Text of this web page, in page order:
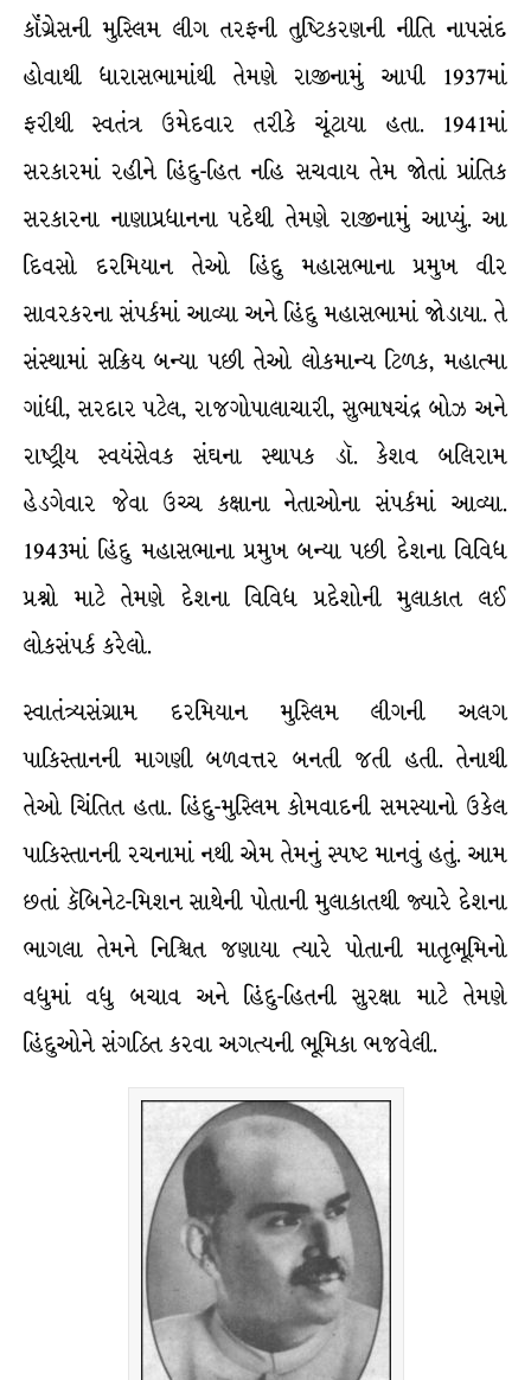
કૉંગ્રેસની મુસ્લિમ લીગ તરફની તુષ્ટિકરણની નીતિ નાપસંદ
હોવાથી ધારાસભામાંથી તેમણે રાજીનામું આપી 1937માં
ફરીથી સ્વતંત્ર ઉમેદવાર તરીકે ચૂંટાયા હતા. 1941માં
સરકારમાં રહીને હિંદુ-હિત નહિ સચવાય તેમ જોતાં પ્રાંતિક
સરકારના નાણાપ્રધાનના પદેથી તેમણે રાજીનામું આપ્યું. આ
દિવસો દરમિયાન તેઓ હિંદુ મહાસભાના પ્રમુખ વીર
સાવરકરના સંપર્કમાં આવ્યા અને હિંદુ મહાસભામાં જોડાયા. તે
સંસ્થામાં સક્રિય બન્યા પછી તેઓ લોકમાન્ય ટિળક, મહાત્મા
ગાંધી, સરદાર પટેલ, રાજગોપાલાચારી, સુભાષચંદ્ર બોઝ અને
રાષ્ટ્રીય સ્વયંસેવક સંઘના સ્થાપક ડૉ. કેશવ બલિરામ
હેડગેવાર જેવા ઉચ્ચ કક્ષાના નેતાઓના સંપર્કમાં આવ્યા.
1943માં હિંદુ મહાસભાના પ્રમુખ બન્યા પછી દેશના વિવિધ
પ્રશ્નો માટે તેમણે દેશના વિવિધ પ્રદેશોની મુલાકાત લઈ
લોકસંપર્ક કરેલો.
સ્વાતંત્ર્યસંગ્રામ દરમિયાન મુસ્લિમ લીગની અલગ
પાકિસ્તાનની માગણી બળવત્તર બનતી જતી હતી. તેનાથી
તેઓ ચિંતિત હતા. હિંદુ-મુસ્લિમ કોમવાદની સમસ્યાનો ઉકેલ
પાકિસ્તાનની રચનામાં નથી એમ તેમનું સ્પષ્ટ માનવું હતું. આમ
છતાં કૅબિનેટ-મિશન સાથેની પોતાની મુલાકાતથી જ્યારે દેશના
ભાગલા તેમને નિશ્ચિત જણાયા ત્યારે પોતાની માતૃભૂમિનો
વધુમાં વધુ બચાવ અને હિંદુ-હિતની સુરક્ષા માટે તેમણે
હિંદુઓને સંગઠિત કરવા અગત્યની ભૂમિકા ભજવેલી.